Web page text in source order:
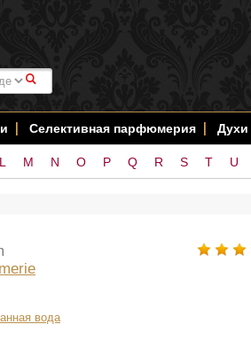
#
Селективная парфюмерия
L M N O P Q R S T U
вода